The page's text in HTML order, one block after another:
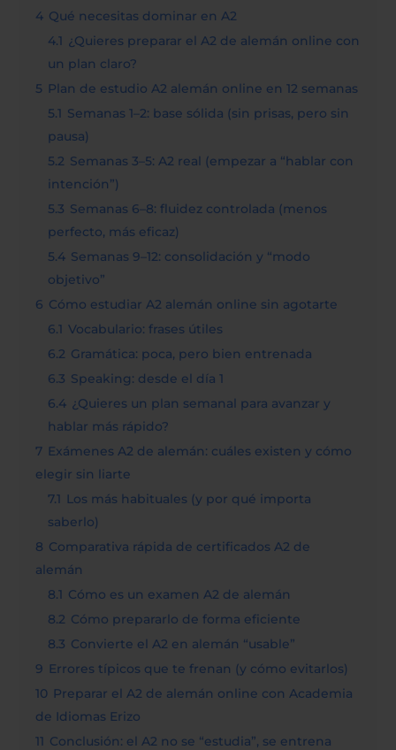
4 Qué necesitas dominar en A2
4.1 ¿Quieres preparar el A2 de alemán online con
un plan claro?
5 Plan de estudio A2 alemán online en 12 semanas
5.1 Semanas 1–2: base sólida (sin prisas, pero sin
pausa)
5.2 Semanas 3–5: A2 real (empezar a “hablar con
intención”)
5.3 Semanas 6–8: fluidez controlada (menos
perfecto, más eficaz)
5.4 Semanas 9–12: consolidación y “modo
objetivo”
6 Cómo estudiar A2 alemán online sin agotarte
6.1 Vocabulario: frases útiles
6.2 Gramática: poca, pero bien entrenada
6.3 Speaking: desde el día 1
6.4 ¿Quieres un plan semanal para avanzar y
hablar más rápido?
7 Exámenes A2 de alemán: cuáles existen y cómo
elegir sin liarte
7.1 Los más habituales (y por qué importa
saberlo)
8 Comparativa rápida de certificados A2 de
alemán
8.1 Cómo es un examen A2 de alemán
8.2 Cómo prepararlo de forma eficiente
8.3 Convierte el A2 en alemán “usable”
9 Errores típicos que te frenan (y cómo evitarlos)
10 Preparar el A2 de alemán online con Academia
de Idiomas Erizo
11 Conclusión: el A2 no se “estudia”, se entrena